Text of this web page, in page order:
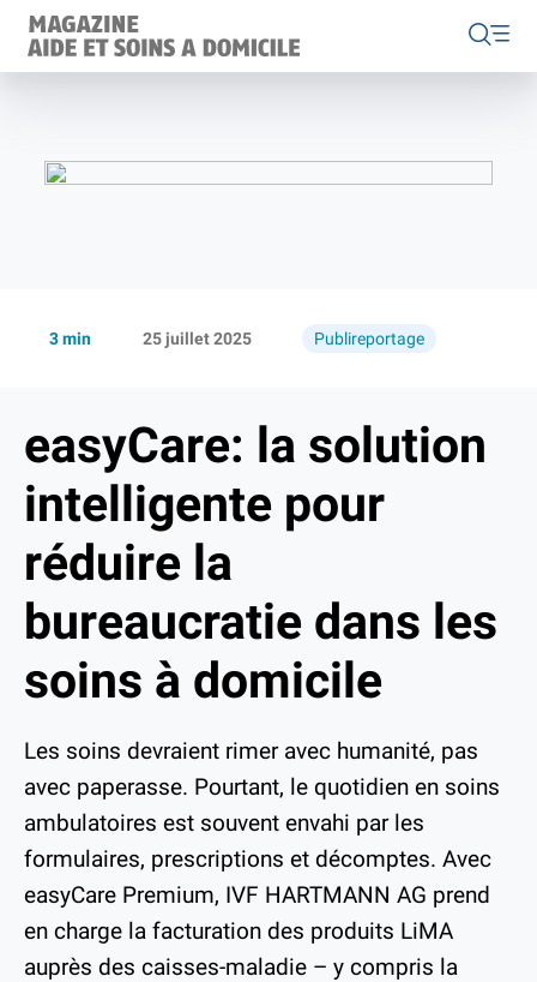
Rubriques
Dossier
Projets
Aide et soins à domicile Suisse
Étude
Personnes
5 questions
Conseil média
À propos du Magazine ASD
Place de marché
Contact Données médiatiques
3 min 25 juillet 2025 Publireportage
easyCare: la solution
intelligente pour
réduire la
bureaucratie dans les
soins à domicile
Les soins devraient rimer avec humanité, pas
avec paperasse. Pourtant, le quotidien en soins
ambulatoires est souvent envahi par les
formulaires, prescriptions et décomptes. Avec
easyCare Premium, IVF HARTMANN AG prend
en charge la facturation des produits LiMA
auprès des caisses-maladie – y compris la